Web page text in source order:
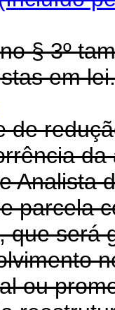
§ 3º
em
de
Analista
parcela
que será
ou